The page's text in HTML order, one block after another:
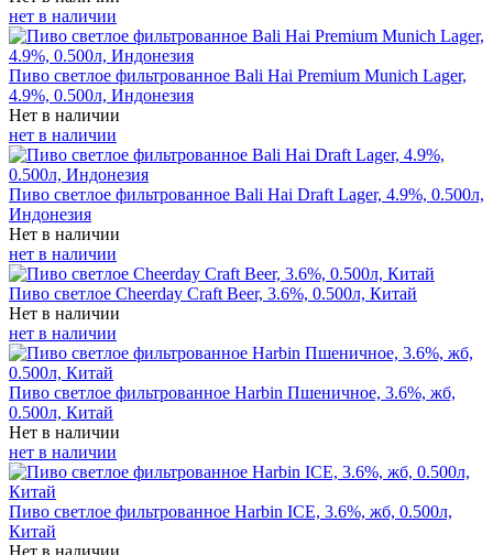
нет в наличии
Пиво светлое фильтрованное Bali Hai Premium Munich Lager,
4.9%, 0.500л, Индонезия
Нет в наличии
нет в наличии
Пиво светлое фильтрованное Bali Hai Draft Lager, 4.9%, 0.500л,
Индонезия
Нет в наличии
нет в наличии
Пиво светлое Cheerday Craft Beer, 3.6%, 0.500л, Китай
Нет в наличии
нет в наличии
Пиво светлое фильтрованное Harbin Пшеничное, 3.6%, жб,
0.500л, Китай
Нет в наличии
нет в наличии
Пиво светлое фильтрованное Harbin ICE, 3.6%, жб, 0.500л,
Китай
Нет в наличии